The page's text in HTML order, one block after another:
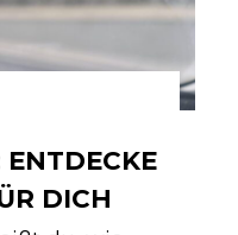
DICH